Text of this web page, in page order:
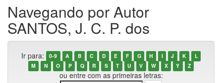
Navegando por Autor
SANTOS, J. C. P. dos
Ir para: 0-9 A B C D E F G H I J K
L
M
N O P Q R S T U V W X Y Z
ou entre com as primeiras letras: